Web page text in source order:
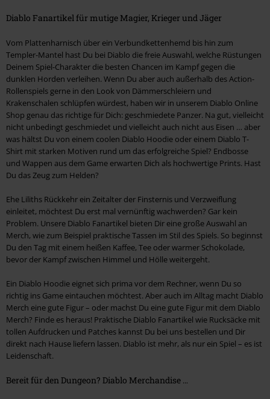
Diablo Fanartikel für mutige Magier, Krieger und Jäger
Vom Plattenharnisch über ein Verbundkettenhemd bis hin zum
Templer-Mantel hast Du bei Diablo die freie Auswahl, welche Rüstungen
Deinem Spiel-Charakter die besten Chancen im Kampf gegen die
dunklen Horden verleihen. Wenn Du aber auch außerhalb des Action-
Rollenspiels gerne in den Look von Dämmerschleiern und
Krakenschalen schlüpfen würdest, haben wir in unserem Diablo Online
Shop genau das richtige für Dich: geschmiedete Panzer. Na gut, vielleicht
nicht unbedingt geschmiedet und vielleicht auch nicht aus Eisen … aber
was hältst Du von einem coolen Diablo Hoodie oder einem Diablo T-
Shirt mit starken Motiven rund um das erfolgreiche Spiel? Endbosse
und Wappen aus dem Game erwarten Dich als hochwertige Prints. Hast
Du das Zeug zum Helden?
Ehe Liliths Rückkehr ein Zeitalter der Finsternis und Verzweiflung
einleitet, möchtest Du erst mal vernünftig wachwerden? Gar kein
Problem. Unsere Diablo Fanartikel bieten Dir eine große Auswahl an
Merch, wie zum Beispiel praktische Tassen im Stil des Spiels. So beginnst
Du den Tag mit einem heißen Kaffee, Tee oder warmer Schokolade,
bevor der Kampf zwischen Himmel und Hölle weitergeht.
Ein Diablo Hoodie eignet sich prima vor dem Rechner, wenn Du so
richtig ins Game eintauchen möchtest. Aber auch im Alltag macht Diablo
Merch eine gute Figur – oder machst Du eine gute Figur mit dem Diablo
Merch? Finde es heraus! Praktische Diablo Fanartikel wie Rucksäcke mit
tollen Aufdrucken und Patches kannst Du bei uns bestellen und Dir
direkt nach Hause liefern lassen. Diablo ist mehr, als nur ein Spiel – es ist
Leidenschaft.
Bereit für den Dungeon? Diablo Merchandise …